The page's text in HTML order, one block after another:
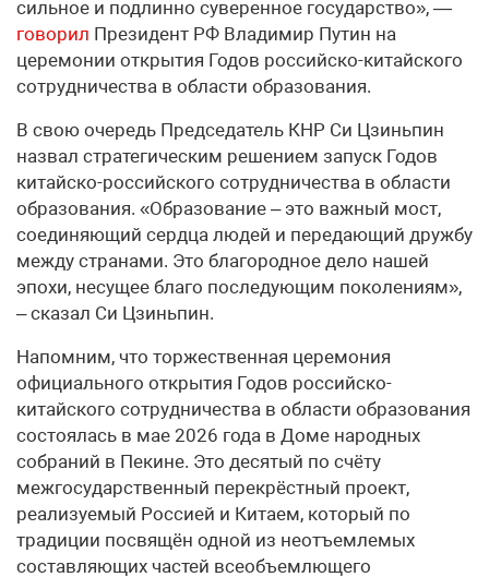
сильное и подлинно суверенное государство», —
говорил Президент РФ Владимир Путин на
церемонии открытия Годов российско-китайского
сотрудничества в области образования.
В свою очередь Председатель КНР Си Цзиньпин
назвал стратегическим решением запуск Годов
китайско-российского сотрудничества в области
образования. «Образование – это важный мост,
соединяющий сердца людей и передающий дружбу
между странами. Это благородное дело нашей
эпохи, несущее благо последующим поколениям»,
– сказал Си Цзиньпин.
Напомним, что торжественная церемония
официального открытия Годов российско-
китайского сотрудничества в области образования
состоялась в мае 2026 года в Доме народных
собраний в Пекине. Это десятый по счёту
межгосударственный перекрёстный проект,
реализуемый Россией и Китаем, который по
традиции посвящён одной из неотъемлемых
составляющих частей всеобъемлющего